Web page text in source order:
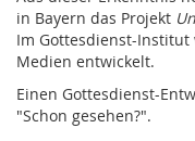
in Bayern das Projekt
Im Gottesdienst-
Medien entwickelt.
Einen Gottesdienst-
"Schon gesehen?".